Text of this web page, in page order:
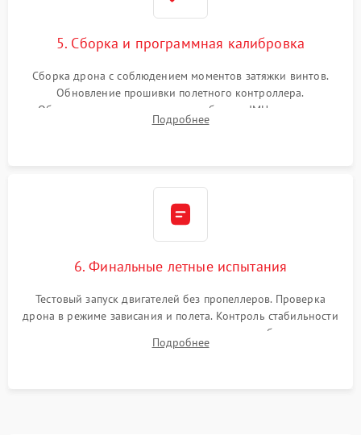
5. Сборка и программная калибровка
Сборка дрона с соблюдением моментов затяжки винтов.
Обновление прошивки полетного контроллера.
Обязательная программная калибровка IMU-сенсоров,
компаса, датчиков позиционирования и горизонта подвеса
Подробнее
6. Финальные летные испытания
Тестовый запуск двигателей без пропеллеров. Проверка
дрона в режиме зависания и полета. Контроль стабильности
удержания точки, качества передачи видео, работы системы
возврата домой (RTH) и дальности радиосвязи.
Подробнее